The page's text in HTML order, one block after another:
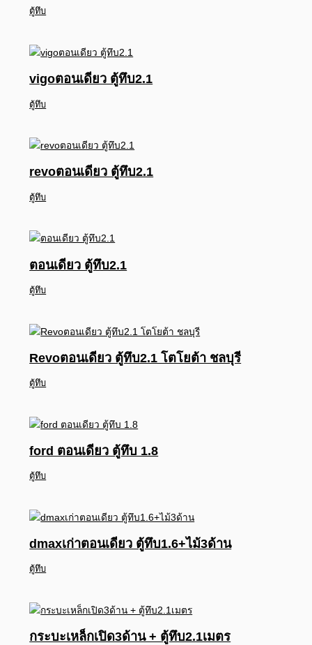
ตู้ทึบ
vigoตอนเดียว ตู้ทึบ2.1
ตู้ทึบ
revoตอนเดียว ตู้ทึบ2.1
ตู้ทึบ
ตอนเดียว ตู้ทึบ2.1
ตู้ทึบ
Revoตอนเดียว ตู้ทึบ2.1 โตโยต้า ชลบุรี
ตู้ทึบ
ford ตอนเดียว ตู้ทึบ 1.8
ตู้ทึบ
dmaxเก่าตอนเดียว ตู้ทึบ1.6+ไม้3ด้าน
ตู้ทึบ
กระบะเหล็กเปิด3ด้าน + ตู้ทึบ2.1เมตร